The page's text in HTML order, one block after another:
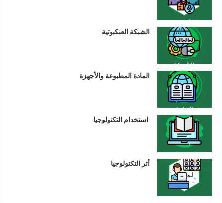
الشبكة العنكبوتية
المادة المطبوعة والأجهزة
استخدام التكنولوجيا
أثر التكنولوجيا